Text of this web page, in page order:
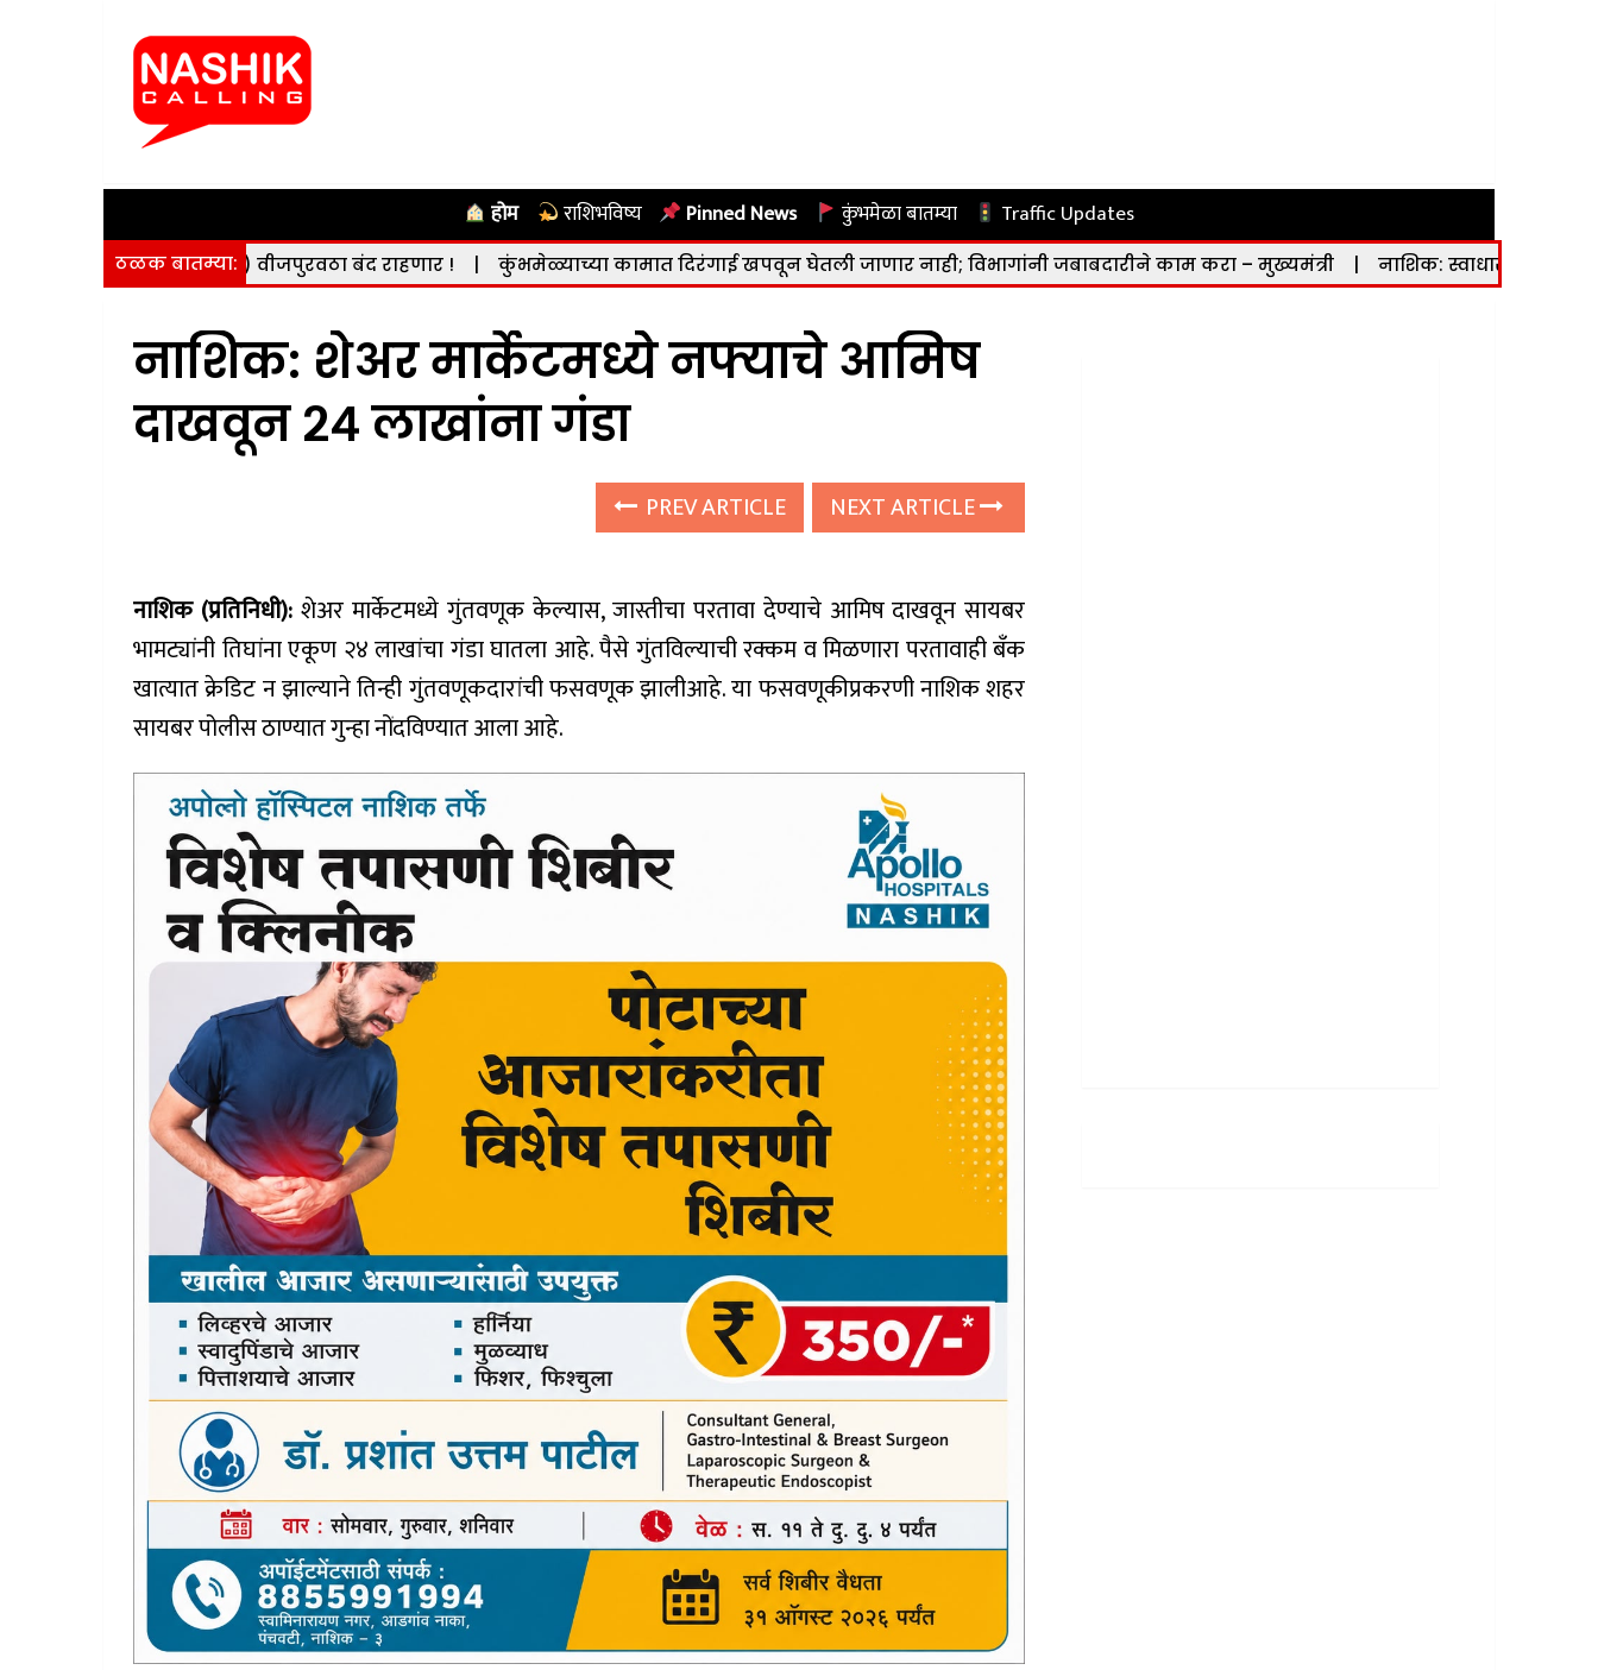
होम राशिभविष्य Pinned News कुंभमेळा बातम्या Traffic Updates
ठळक बातम्या:
(दि. 8 ऑगस्ट) वीजपुरवठा बंद राहणार ! | कुंभमेळ्याच्या कामात दिरंगाई खपवून घेतली जाणार नाही; विभागांनी जबाबदारीने काम करा – मुख्यमंत्री | नाशिक: स्वाधार योजनेच्या
नाशिक: शेअर मार्केटमध्ये नफ्याचे आमिष
दाखवून २४ लाखांना गंडा
PREV ARTICLE NEXT ARTICLE
नाशिक (प्रतिनिधी):शेअर मार्केटमध्ये गुंतवणूक केल्यास, जास्तीचा परतावा देण्याचे आमिष दाखवून सायबर
भामट्यांनी तिघांना एकूण २४ लाखांचा गंडा घातला आहे. पैसे गुंतविल्याची रक्कम व मिळणारा परतावाही बँक
खात्यात क्रेडिट न झाल्याने तिन्ही गुंतवणूकदारांची फसवणूक झालीआहे. या फसवणूकीप्रकरणी नाशिक शहर
सायबर पोलीस ठाण्यात गुन्हा नोंदविण्यात आला आहे.